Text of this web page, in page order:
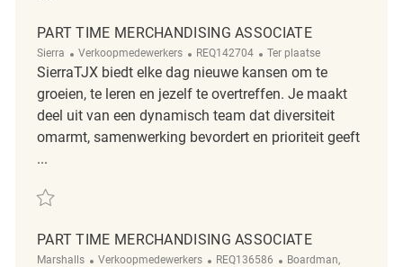
PART TIME MERCHANDISING ASSOCIATE
Sierra Categorie
Verkoopmedewerkers ReqId
REQ142704 Afgelegen
Ter plaatse
SierraTJX biedt elke dag nieuwe kansen om te
groeien, te leren en jezelf te overtreffen. Je maakt
deel uit van een dynamisch team dat diversiteit
omarmt, samenwerking bevordert en prioriteit geeft
...
Redden Part Time Merchandising Associate REQ142704
PART TIME MERCHANDISING ASSOCIATE
Marshalls Categorie
Verkoopmedewerkers ReqId
REQ136586 Plaats
Boardman,